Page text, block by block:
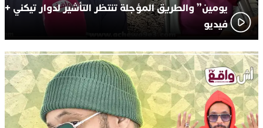
يومين” والطريق المؤجلة تنتظر التأشير لدوار تيكني +
فيديو